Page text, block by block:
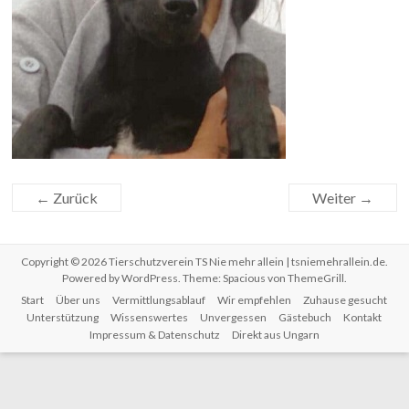
← Zurück Weiter →
Copyright © 2026Tierschutzverein TS Nie mehr allein | tsniemehrallein.de.
Powered byWordPress. Theme: Spacious von ThemeGrill.
Start
Über uns Vermittlungsablauf Wir empfehlen
Zuhause gesucht
Unterstützung
Wissenswertes Unvergessen Gästebuch
Kontakt
Impressum & Datenschutz
Direkt aus Ungarn